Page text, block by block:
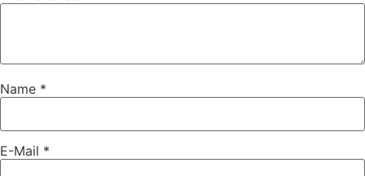
Name *
E-Mail *